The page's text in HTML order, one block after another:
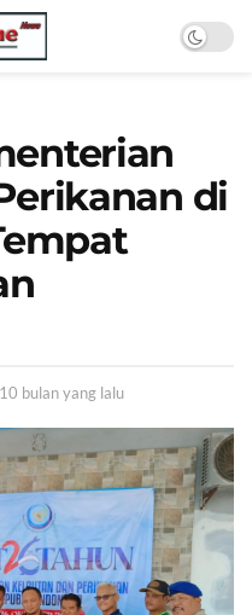
di
10 bulan yang lalu